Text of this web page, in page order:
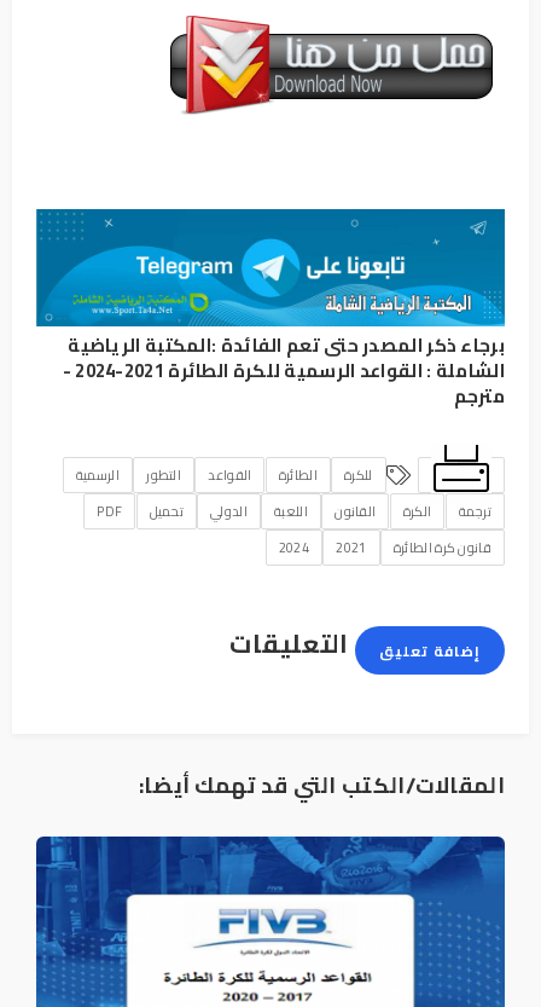
برجاء ذكر المصدر حتى تعم الفائدة :المكتبة الرياضية
الشاملة : القواعد الرسمية للكرة الطائرة 2021-2024 -
مترجم
للكرة الطائرة القواعد التطور
الرسمية
ترجمة
الكرة القانون اللعبة الدولي تحميل
PDF
قانون كرة الطائرة
2021
2024
التعليقات إضافة تعليق
المقالات/الكتب التي قد تهمك أيضا: